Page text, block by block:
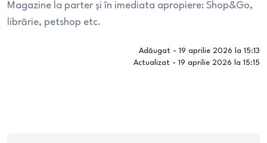
Magazine la parter și în imediata apropiere: Shop&Go,
librărie, petshop etc.
Adăugat - 19 aprilie 2026 la 15:13
Actualizat - 19 aprilie 2026 la 15:15